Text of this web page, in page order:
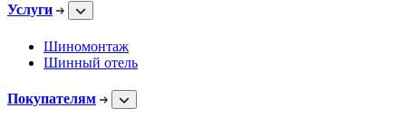
Услуги
Шиномонтаж
Шинный отель
Покупателям